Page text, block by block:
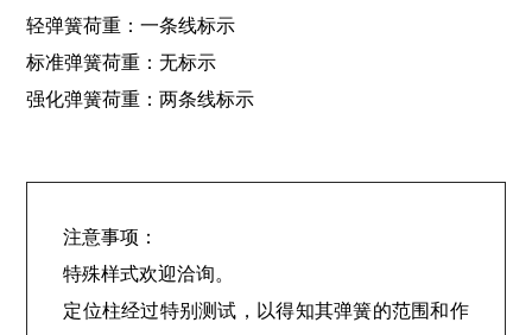
轻弹簧荷重：一条线标示
标准弹簧荷重：无标示
强化弹簧荷重：两条线标示
注意事项：
特殊样式欢迎洽询。
定位柱经过特别测试，以得知其弹簧的范围和作